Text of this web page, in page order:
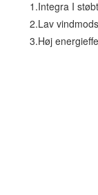
1.Integra I
2.Lav
3.Høj